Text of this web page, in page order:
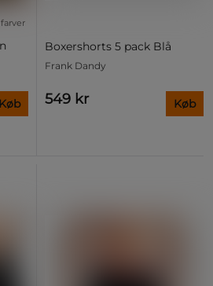
farver
Køb
Boxershorts 5 pack Blå
Frank Dandy
549 kr Køb